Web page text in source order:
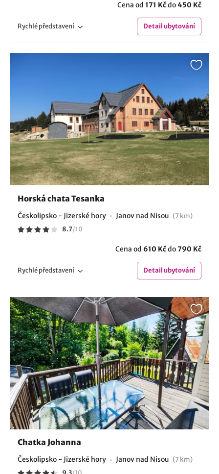
Cena od 171 Kčdo450 Kč
Rychlépředstavení Detailubytování
Horská chata Tesanka
Českolipsko - Jizerské hory Janov nad Nisou (7 km)
8.7/10
Cena od 610 Kčdo790 Kč
Rychlépředstavení Detailubytování
Chatka Johanna
Českolipsko - Jizerské hory Janov nad Nisou (7 km)